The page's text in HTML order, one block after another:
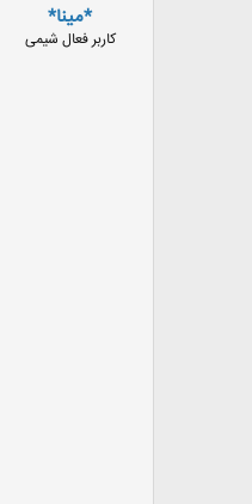
*مینا*
کاربر فعال شیمی